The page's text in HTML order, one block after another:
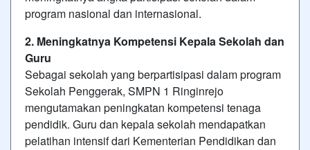
program nasional dan internasional.
2. Meningkatnya Kompetensi Kepala Sekolah dan
Guru
Sebagai sekolah yang berpartisipasi dalam program
Sekolah Penggerak, SMPN 1 Ringinrejo
mengutamakan peningkatan kompetensi tenaga
pendidik. Guru dan kepala sekolah mendapatkan
pelatihan intensif dari Kementerian Pendidikan dan